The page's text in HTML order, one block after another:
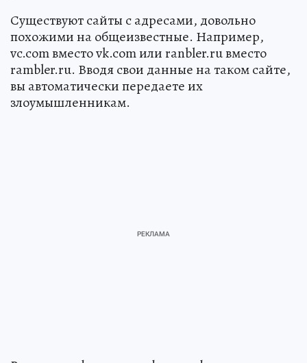
Существуют сайты с адресами, довольно
похожими на общеизвестные. Например,
vc.com вместо vk.com или ranbler.ru вместо
rambler.ru. Вводя свои данные на таком сайте,
вы автоматически передаете их
злоумышленникам.